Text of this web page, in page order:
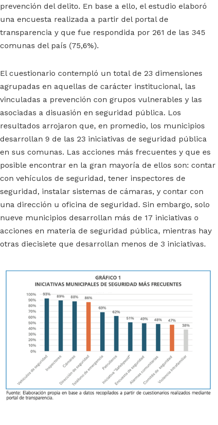
prevención del delito. En base a ello, el estudio elaboró
una encuesta realizada a partir del portal de
transparencia y que fue respondida por 261 de las 345
comunas del país (75,6%).
El cuestionario contempló un total de 23 dimensiones
agrupadas en aquellas de carácter institucional, las
vinculadas a prevención con grupos vulnerables y las
asociadas a disuasión en seguridad pública. Los
resultados arrojaron que, en promedio, los municipios
desarrollan 9 de las 23 iniciativas de seguridad pública
en sus comunas. Las acciones más frecuentes y que es
posible encontrar en la gran mayoría de ellos son: contar
con vehículos de seguridad, tener inspectores de
seguridad, instalar sistemas de cámaras, y contar con
una dirección u oficina de seguridad. Sin embargo, solo
nueve municipios desarrollan más de 17 iniciativas o
acciones en materia de seguridad pública, mientras hay
otras diecisiete que desarrollan menos de 3 iniciativas.